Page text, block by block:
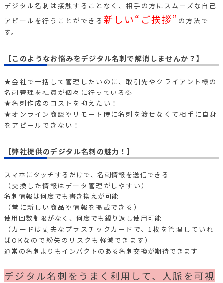
デジタル名刺は接触することなく、相手の方にスムーズな自己
アピールを行うことができる 新しい“ご挨拶” の方法で
す。
【このようなお悩みをデジタル名刺で解消しませんか？】
★会社で一括して管理したいのに、取引先やクライアント様の
名刺管理を社員が個々に行っている💦
★名刺作成のコストを抑えたい！
★オンライン商談やリモート時に名刺を渡せなくて相手に自身
をアピールできない！
【弊社提供のデジタル名刺の魅力！】
スマホにタッチするだけで、名刺情報を送信できる
（交換した情報はデータ管理がしやすい）
名刺情報は何度でも書き換えが可能
（常に新しい商品や情報を掲載できる）
使用回数制限がなく、何度でも繰り返し使用可能
（カードは丈夫なプラスチックカードで、1枚を管理していれ
ばOKなので紛失のリスクも軽減できます）
通常の名刺よりもインパクトのある名刺交換が期待できます
デジタル名刺をうまく利用して、人脈を可視